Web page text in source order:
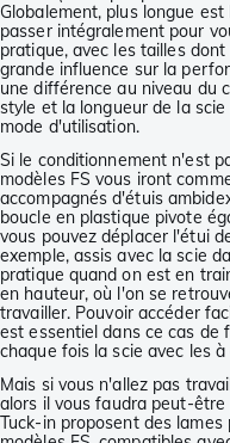
Globalement, plus longue
passer intégralement pour
pratique, avec les tailles
grande influence sur la
une différence au niveau du
style et la longueur de la
mode d'utilisation.
Si le conditionnement n'est
modèles FS vous iront
accompagnés d'étuis
boucle en plastique pivote
vous pouvez déplacer l'étui
exemple, assis avec la scie
pratique quand on est en
en hauteur, où l'on se
travailler. Pouvoir accéder
est essentiel dans ce cas de
chaque fois la scie avec les à
Mais si vous n'allez pas
alors il vous faudra peut-
Tuck-in proposent des